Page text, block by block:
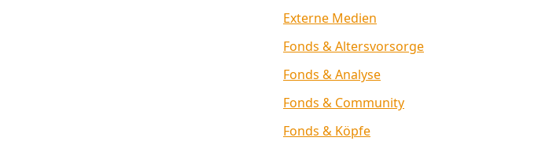
Externe Medien
Fonds & Altersvorsorge
Fonds & Analyse
Fonds & Community
Fonds & Köpfe